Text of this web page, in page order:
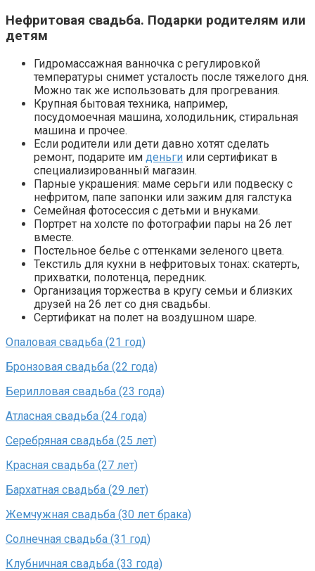
Нефритовая свадьба. Подарки родителям или
детям
Гидромассажная ванночка с регулировкой
температуры снимет усталость после тяжелого дня.
Можно так же использовать для прогревания.
Крупная бытовая техника, например,
посудомоечная машина, холодильник, стиральная
машина и прочее.
Если родители или дети давно хотят сделать
ремонт, подарите им деньги или сертификат в
специализированный магазин.
Парные украшения: маме серьги или подвеску с
нефритом, папе запонки или зажим для галстука
Семейная фотосессия с детьми и внуками.
Портрет на холсте по фотографии пары на 26 лет
вместе.
Постельное белье с оттенками зеленого цвета.
Текстиль для кухни в нефритовых тонах: скатерть,
прихватки, полотенца, передник.
Организация торжества в кругу семьи и близких
друзей на 26 лет со дня свадьбы.
Сертификат на полет на воздушном шаре.
Опаловая свадьба (21 год)
Бронзовая свадьба (22 года)
Берилловая свадьба (23 года)
Атласная свадьба (24 года)
Серебряная свадьба (25 лет)
Красная свадьба (27 лет)
Бархатная свадьба (29 лет)
Жемчужная свадьба (30 лет брака)
Солнечная свадьба (31 год)
Клубничная свадьба (33 года)